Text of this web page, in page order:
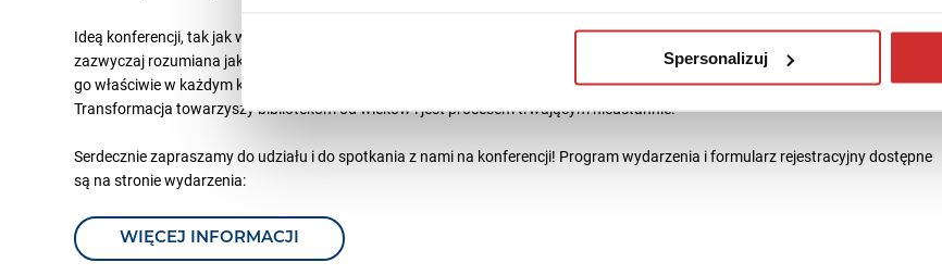
Spersonalizuj
Ideą konferencji, tak jak w 2023 r., jest dyskusja nad zagadnieniem transformacji bibliotek naukowych. „Transformacja” jest
zazwyczaj rozumiana jako zmiana, przekształcenie, ale często traktowana jest także jako synonim postępu i rozwoju. Używa się
go właściwie w każdym kontekście – przy omawianiu spraw społecznych, ekonomicznych, technologicznych czy informacyjnych.
Transformacja towarzyszy bibliotekom od wieków i jest procesem trwającym nieustannie.
Serdecznie zapraszamy do udziału i do spotkania z nami na konferencji! Program wydarzenia i formularz rejestracyjny dostępne
są na stronie wydarzenia:
WIĘCEJ INFORMACJI